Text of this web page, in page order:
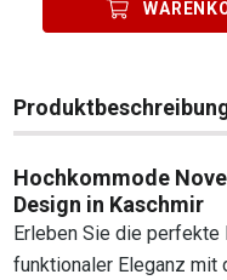
Hochkommode
Design in Kaschmir
Erleben Sie die perfekte
funktionaler Eleganz mit